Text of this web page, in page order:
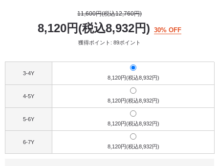
11,600円(税込12,760円)
8,120円(税込8,932円) 30% OFF
獲得ポイント: 89ポイント
3-4Y
8,120円(税込8,932円)
4-5Y
8,120円(税込8,932円)
5-6Y
8,120円(税込8,932円)
6-7Y
8,120円(税込8,932円)